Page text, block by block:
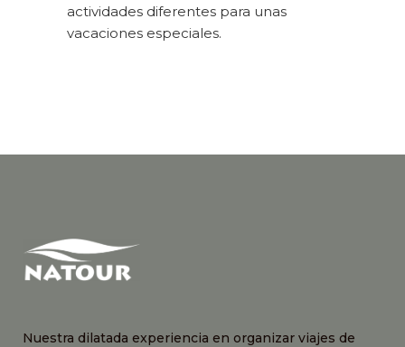
actividades diferentes para unas
vacaciones especiales.
Nuestra dilatada experiencia en organizar viajes de